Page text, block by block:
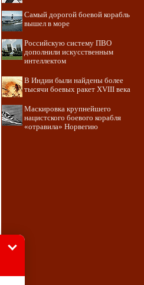
Самый дорогой боевой корабль
вышел в море
Российскую систему ПВО
дополнили искусственным
интеллектом
В Индии были найдены более
тысячи боевых ракет XVIII века
Маскировка крупнейшего
нацистского боевого корабля
«отравила» Норвегию